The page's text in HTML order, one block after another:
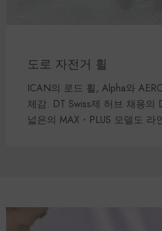
도로 자전거 휠
ICAN의 로드 휠, Alpha와
체감. DT Swiss제 허브 채용의
넓은의 MAX・PLUS 모델도 라